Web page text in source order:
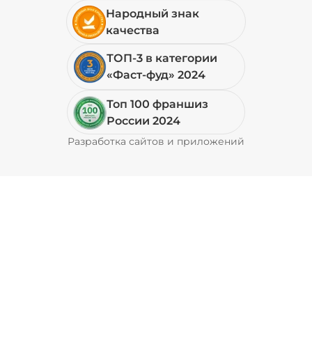
Народный знак
качества
ТОП-3 в категории
«Фаст-фуд» 2024
Топ 100 франшиз
России 2024
Разработка сайтов и приложений
Pyrobyte